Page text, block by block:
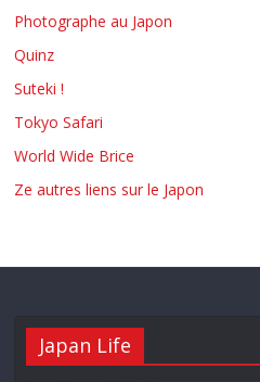
Photographe au Japon
Quinz
Suteki !
Tokyo Safari
World Wide Brice
Ze autres liens sur le Japon
Japan Life